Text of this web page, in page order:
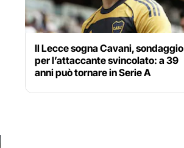
Il Lecce sogna Cavani, sondaggio
per l’attaccante svincolato: a 39
anni può tornare in Serie A